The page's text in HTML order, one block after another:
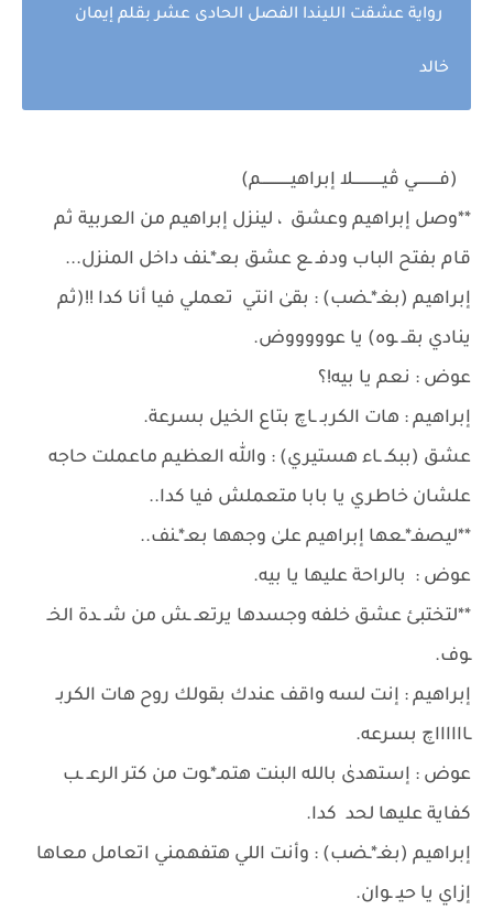
رواية عشقت الليندا الفصل الحادى عشر بقلم إيمان
خالد
(فــــــــــي ڤيـــــــــــــلا إبراهيـــــــــــــم)
**وصل إبراهيم وعشق ، لينزل إبراهيم من العربية ثم
قام بفتح الباب ودفـ ـع عشق بعـ*ـنف داخل المنزل...
إبراهيم (بغـ*ـضب) : بقىٰ انتي تعملي فيا أنا كدا !!(ثم
ينادي بقــ ـوه) يا عوووووض.
عوض : نعم يا بيه!؟
إبراهيم : هات الكربـ ـاچ بتاع الخيل بسرعة.
عشق (ببكـ ـاء هستيري) : والله العظيم ماعملت حاجه
علشان خاطري يا بابا متعملش فيا كدا..
**ليصفـ*ـعها إبراهيم علىٰ وجهها بعـ*ـنف..
عوض : بالراحة عليها يا بيه.
**لتختبئ عشق خلفه وجسدها يرتعـ ـش من شـ ـدة الخـ
ـوف.
إبراهيم : إنت لسه واقف عندك بقولك روح هات الكربـ
ـااااااچ بسرعه.
عوض : إستهدىٰ بالله البنت هتمـ*ـوت من كتر الرعـ ـب
كفاية عليها لحد كدا.
إبراهيم (بغـ*ـضب) : وأنت اللي هتفهمني اتعامل معاها
إزاي يا حيـ ـوان.